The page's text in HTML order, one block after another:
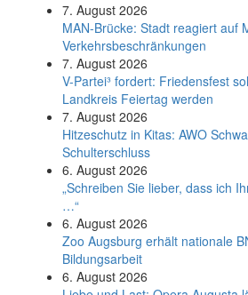
7. August 2026
MAN-Brücke: Stadt reagiert auf
Verkehrsbeschränkungen
7. August 2026
V-Partei­³ fordert: Friedens­fest
Land­kreis Feier­tag werden
7. August 2026
Hitzeschutz in Kitas: AWO
Schulterschluss
6. August 2026
„Schreiben Sie lieber, dass ich
…“
6. August 2026
Zoo Augsburg erhält nationale
Bildungsarbeit
6. August 2026